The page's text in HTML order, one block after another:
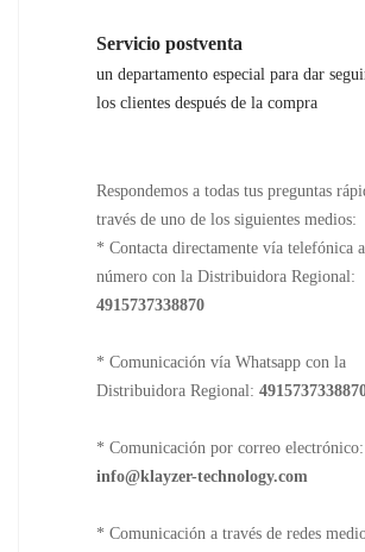
Servicio postventa
un departamento especial para dar
los clientes después de la compra
Respondemos a todas tus preguntas
través de uno de los siguientes medios:
* Contacta directamente vía telefónica
número con la Distribuidora Regional:
4915737338870
* Comunicación vía Whatsapp con la
Distribuidora Regional:
* Comunicación por correo electrónico:
info@klayzer-technology.com
* Comunicación a través de redes